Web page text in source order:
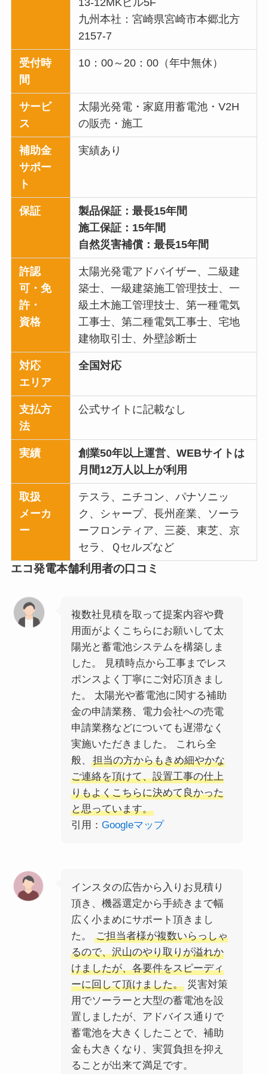
13-12MKビル5F
九州本社：宮崎県宮崎市本郷北方
2157-7
受付時
間
10：00～20：00（年中無休）
サービ
ス
太陽光発電・家庭用蓄電池・V2H
の販売・施工
補助金
サポー
ト
実績あり
保証
製品保証：最長15年間
施工保証：15年間
自然災害補償：最長15年間
許認
可・免
許・
資格
太陽光発電アドバイザー、二級建
築士、一級建築施工管理技士、一
級土木施工管理技士、第一種電気
工事士、第二種電気工事士、宅地
建物取引士、外壁診断士
対応
エリア
全国対応
支払方
法
公式サイトに記載なし
実績
創業50年以上運営、WEBサイトは
月間12万人以上が利用
取扱
メーカ
ー
テスラ、ニチコン、パナソニッ
ク、シャープ、長州産業、ソーラ
ーフロンティア、三菱、東芝、京
セラ、Ｑセルズなど
エコ発電本舗利用者の口コミ
複数社見積を取って提案内容や費
用面がよくこちらにお願いして太
陽光と蓄電池システムを構築しま
した。 見積時点から工事までレス
ポンスよく丁寧にご対応頂きまし
た。 太陽光や蓄電池に関する補助
金の申請業務、電力会社への売電
申請業務などについても遅滞なく
実施いただきました。 これら全
般、
担当の方からもきめ細やかな
ご連絡を頂けて、設置工事の仕上
りもよくこちらに決めて良かった
と思っています。
引用： Googleマップ
インスタの広告から入りお見積り
頂き、機器選定から手続きまで幅
広く小まめにサポート頂きまし
た。
ご担当者様が複数いらっしゃ
るので、沢山のやり取りが溢れか
けましたが、各要件をスピーディ
ーに回して頂けました。災害対策
用でソーラーと大型の蓄電池を設
置しましたが、アドバイス通りで
蓄電池を大きくしたことで、補助
金も大きくなり、実質負担を抑え
ることが出来て満足です。